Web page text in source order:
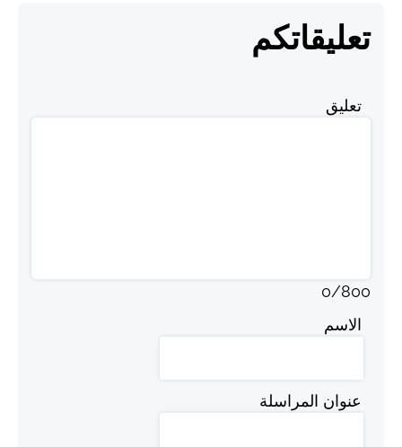
تعليقاتكم
تعليق
0/800
الاسم
عنوان المراسلة